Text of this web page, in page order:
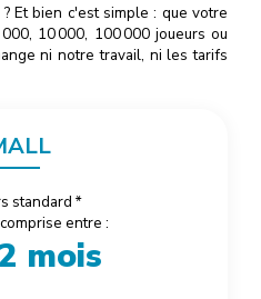
Et bien c'est simple : que votre
000, 10000, 100000joueurs ou
ni notre travail, ni les tarifs
standard *
entre :
mois